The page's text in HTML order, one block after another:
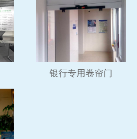
银行专用卷帘门